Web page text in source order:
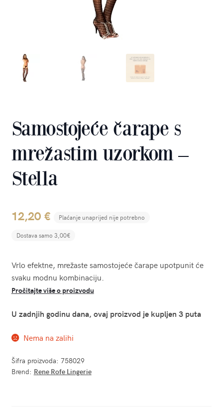
Samostojeće čarape s
mrežastim uzorkom –
Stella
12,20 € Plaćanje unaprijed nije potrebno
Dostava samo 3,00€
Vrlo efektne, mrežaste samostojeće čarape upotpunit će
svaku modnu kombinaciju.
Pročitajte više o proizvodu
U zadnjih godinu dana, ovaj proizvod je kupljen 3 puta
Nema na zalihi
Šifra proizvoda: 758029
Brend: Rene Rofe Lingerie